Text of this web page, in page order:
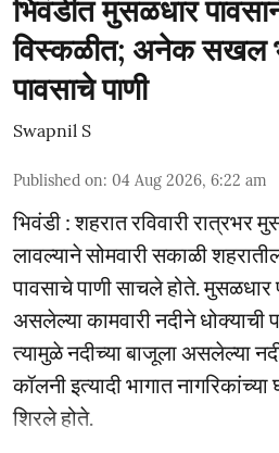
भिवंडीत मुसळधार
विस्कळीत; अनेक सखल
पावसाचे पाणी
Swapnil S
Published on: 04 Aug 2026, 6:22 am
भिवंडी : शहरात रविवारी रात्रभर
लावल्याने सोमवारी सकाळी
पावसाचे पाणी साचले होते.
असलेल्या कामवारी नदीने धोक्याची
त्यामुळे नदीच्या बाजूला असलेल्या
कॉलनी इत्यादी भागात नागरिकांच्या
शिरले होते.